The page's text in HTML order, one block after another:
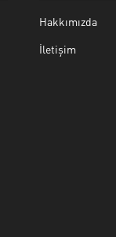
Hakkımızda
İletişim